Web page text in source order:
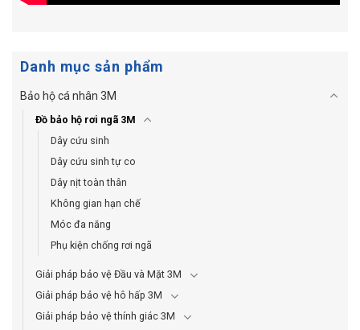
Danh mục sản phẩm
Bảo hộ cá nhân 3M
Đồ bảo hộ rơi ngã 3M
Dây cứu sinh
Dây cứu sinh tự co
Dây nịt toàn thân
Không gian hạn chế
Móc đa năng
Phụ kiện chống rơi ngã
Giải pháp bảo vệ Đầu và Mặt 3M
Giải pháp bảo vệ hô hấp 3M
Giải pháp bảo vệ thính giác 3M